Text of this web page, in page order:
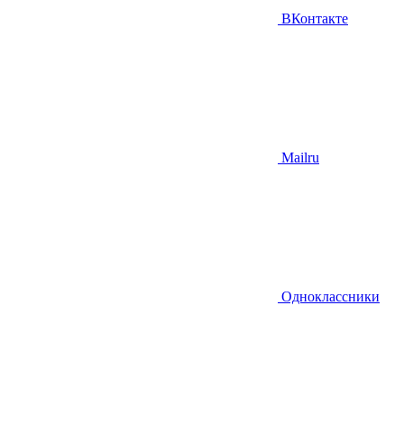
ВКонтакте
Mailru
Одноклассники